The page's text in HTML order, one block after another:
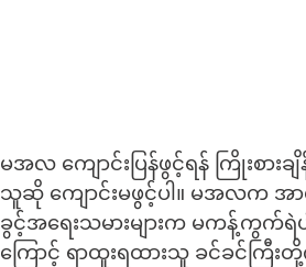
မအလ ကျောင်းပြန်ဖွင့်ရန် ကြိုးစား
သူဆို ကျောင်းမဖွင့်ပါ။ မအလက အ
ခွင့်အရေးသမားများက မကန့်ကွက်ရဲ
ကြောင့် ရာထူးရထားသူ ခင်ခင်ကြီးတို့